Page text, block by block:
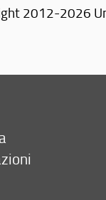
2012-2026
Piazzale